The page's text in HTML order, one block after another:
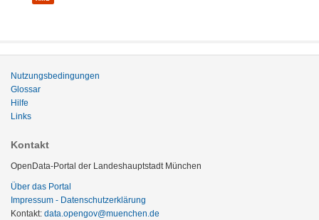
Nutzungsbedingungen
Glossar
Hilfe
Links
Kontakt
OpenData-Portal der Landeshauptstadt München
Über das Portal
Impressum - Datenschutzerklärung
Kontakt: data.opengov@muenchen.de